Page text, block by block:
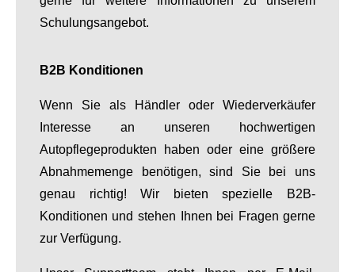
Schulungsangebot.
B2B Konditionen
Wenn Sie als Händler oder Wiederverkäufer
Interesse an unseren hochwertigen
Autopflegeprodukten haben oder eine größere
Abnahmemenge benötigen, sind Sie bei uns
genau richtig! Wir bieten spezielle B2B-
Konditionen und stehen Ihnen bei Fragen gerne
zur Verfügung.